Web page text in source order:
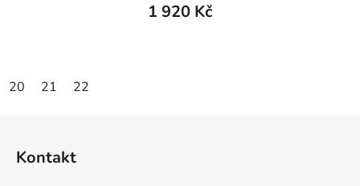
1 920 Kč
20 21 22
Kontakt